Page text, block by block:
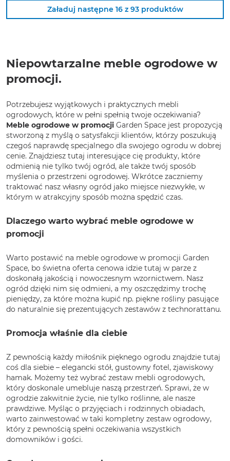
Załaduj następne 16 z 93 produktów
Niepowtarzalne meble ogrodowe w
promocji.
Potrzebujesz wyjątkowych i praktycznych mebli
ogrodowych, które w pełni spełnią twoje oczekiwania?
Meble ogrodowe w promocji Garden Space jest propozycją
stworzoną z myślą o satysfakcji klientów, którzy poszukują
czegoś naprawdę specjalnego dla swojego ogrodu w dobrej
cenie. Znajdziesz tutaj interesujące cię produkty, które
odmienią nie tylko twój ogród, ale także twój sposób
myślenia o przestrzeni ogrodowej. Wkrótce zaczniemy
traktować nasz własny ogród jako miejsce niezwykłe, w
którym w atrakcyjny sposób można spędzić czas.
Dlaczego warto wybrać meble ogrodowe w
promocji
Warto postawić na meble ogrodowe w promocji Garden
Space, bo świetna oferta cenowa idzie tutaj w parze z
doskonałą jakością i nowoczesnym wzornictwem. Nasz
ogród dzięki nim się odmieni, a my oszczędzimy trochę
pieniędzy, za które można kupić np. piękne rośliny pasujące
do naturalnie się prezentujących zestawów z technorattanu.
Promocja właśnie dla ciebie
Z pewnością każdy miłośnik pięknego ogrodu znajdzie tutaj
coś dla siebie – elegancki stół, gustowny fotel, zjawiskowy
hamak. Możemy też wybrać zestaw mebli ogrodowych,
który doskonale umebluje naszą przestrzeń. Sprawi, że w
ogrodzie zakwitnie życie, nie tylko roślinne, ale nasze
prawdziwe. Myśląc o przyjęciach i rodzinnych obiadach,
warto zainwestować w taki kompletny zestaw ogrodowy,
który z pewnością spełni oczekiwania wszystkich
domowników i gości.